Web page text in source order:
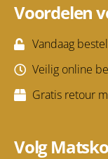
Voordelen
Vandaag
Veilig online
Gratis retour
Volg Matsko